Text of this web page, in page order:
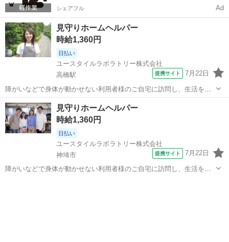
シェアフル Ad
見守りホームヘルパー
時給1,360円
日払い
ユースタイルラボラトリー株式会社
高橋駅
提携サイト 7月22日
障がいなどで身体が動かせない利用者様のご自宅に訪問し、生活を支
える重度訪問介護のお仕事です。 ※1対1で誠実に向き合える方を募集
【仕事内容】 見守りや日常生活のお手伝いが中心ですが、利用者様の
生活を支える大切なポジション...
佐賀 武雄市 高橋駅
見守りホームヘルパー
時給1,360円
日払い
ユースタイルラボラトリー株式会社
神埼市
提携サイト 7月22日
障がいなどで身体が動かせない利用者様のご自宅に訪問し、生活を支